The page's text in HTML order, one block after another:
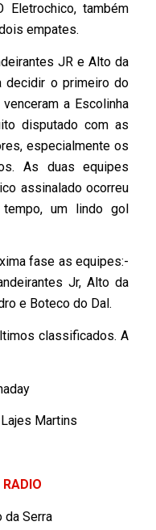
também
empates.
JR e Alto da
decidir o primeiro do
a Escolinha
disputado com as
especialmente os
As duas equipes
assinalado ocorreu
um lindo gol
fase as equipes:-
Jr, Alto da
e Boteco do Dal.
classificados. A
Martins
da Serra